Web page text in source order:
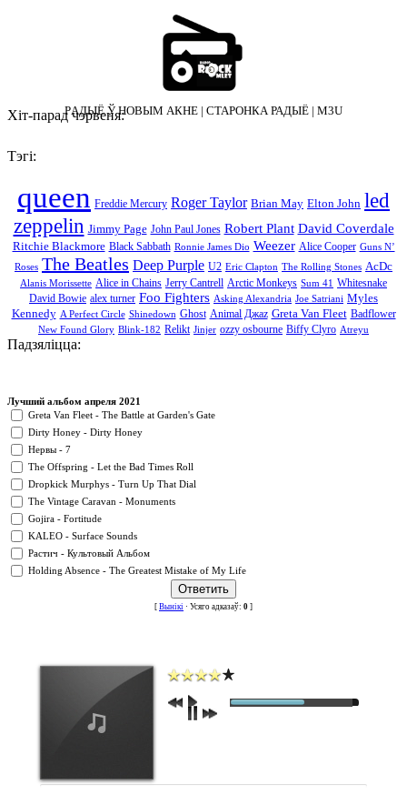
PАДЫЁ Ў НОВЫМ АКНЕ СТАРОНКА РАДЫЁ M3U
Хіт-парад чэрвеня:
Тэгі:
queen Freddie Mercury Roger Taylor Brian May Elton John led
zeppelin Jimmy Page John Paul Jones Robert Plant David Coverdale
Ritchie Blackmore Black Sabbath Ronnie James Dio Weezer Alice Cooper Guns N’
Roses The Beatles Deep Purple U2 Eric Clapton The Rolling Stones AcDc
Alanis Morissette Alice in Chains Jerry Cantrell Arctic Monkeys Sum 41
Whitesnake
David Bowie alex turner Foo Fighters Asking Alexandria Joe Satriani Myles
Kennedy A Perfect Circle Shinedown Ghost Animal Джаz Greta Van Fleet Badflower
New Found Glory Blink-182 Relikt Jinjer ozzy osbourne Biffy Clyro Atreyu
Падзяліцца:
Лучший альбом апреля 2021
Greta Van Fleet - The Battle at Garden's Gate
Dirty Honey - Dirty Honey
Нервы - 7
The Offspring - Let the Bad Times Roll
Dropkick Murphys - Turn Up That Dial
The Vintage Caravan - Monuments
Gojira - Fortitude
KALEO - Surface Sounds
Растич - Культовый Альбом
Holding Absence - The Greatest Mistake of My Life
[ Вынікі · Усяго адказаў: 0 ]